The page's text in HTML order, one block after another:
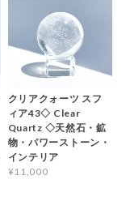
クリアクォーツ スフ
ィア43◇ Clear
Quartz ◇天然石・鉱
物・パワーストーン・
インテリア
¥11,000